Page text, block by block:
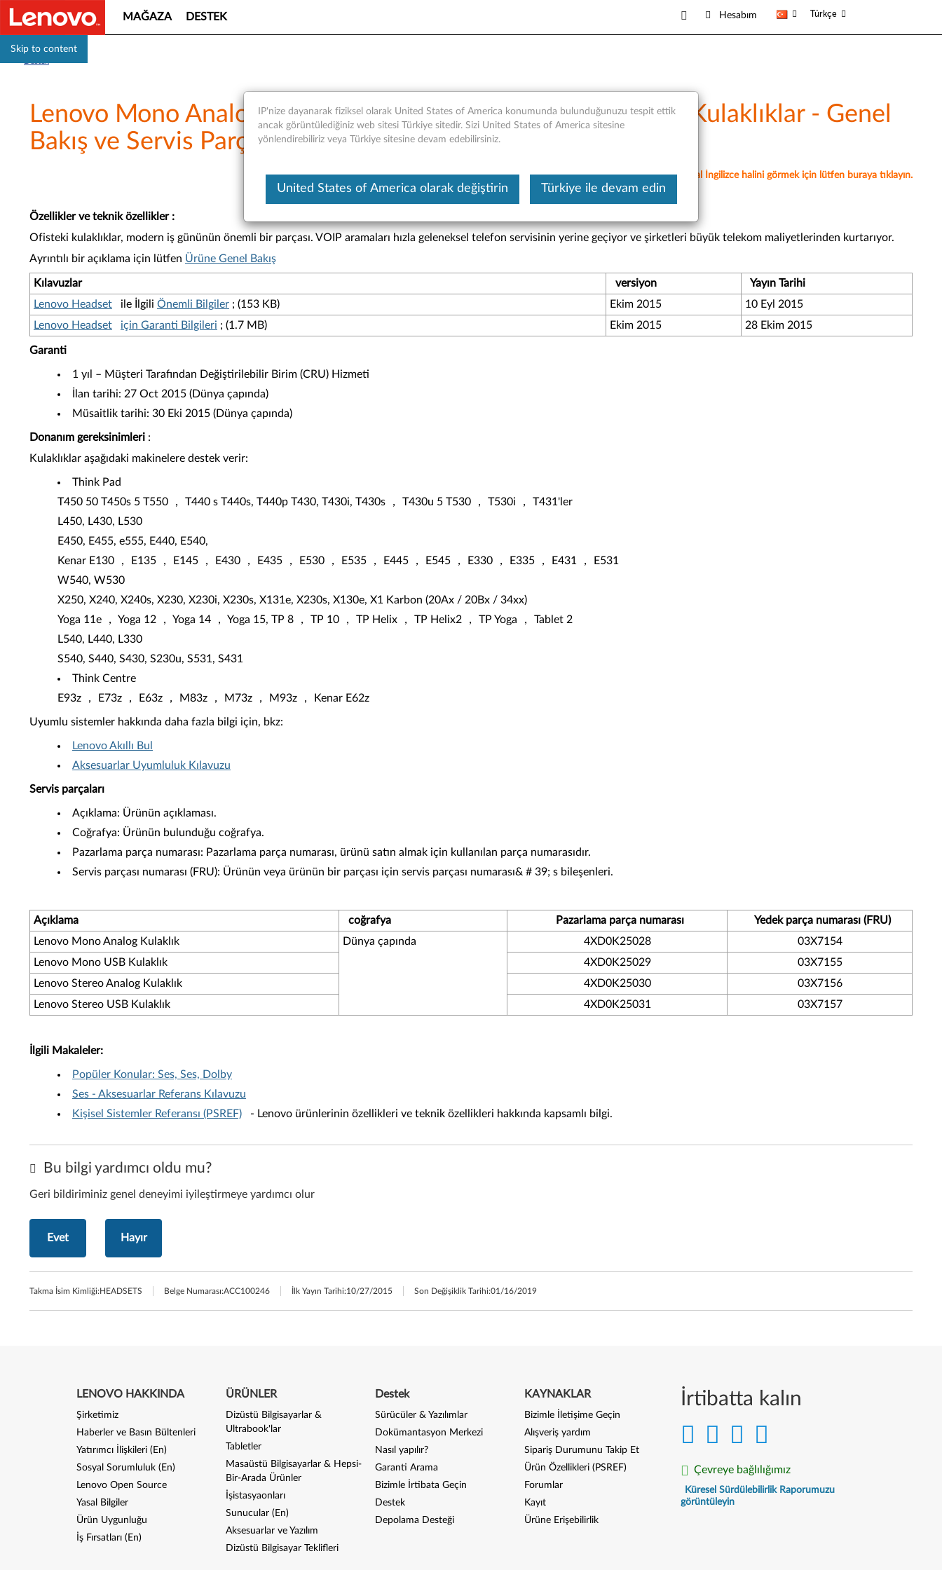
Skip to content
MAĞAZA DESTEK Hesabım Türkçe
Lenovo Mono Analog / USB ve Lenovo Stereo Analog / USB Kulaklıklar - Genel
Bakış ve Servis Parçaları
Bu makine tarafından çevirisi yapılmış bir makaledir, orijinal İngilizce halini görmek için lütfen buraya tıklayın.
Özellikler ve teknik özellikler :
Ofisteki kulaklıklar, modern iş gününün önemli bir parçası. VOIP aramaları hızla geleneksel telefon servisinin yerine geçiyor ve şirketleri büyük telekom maliyetlerinden kurtarıyor.
Ayrıntılı bir açıklama için lütfen Ürüne Genel Bakış
Kılavuzlar versiyon
Yayın Tarihi
Lenovo Headset ile İlgili Önemli Bilgiler ; (153 KB) Ekim 2015
10 Eyl 2015
Lenovo Headset
için Garanti Bilgileri ; (1.7 MB) Ekim 2015 28 Ekim 2015
Garanti
1 yıl – Müşteri Tarafından Değiştirilebilir Birim (CRU) Hizmeti
İlan tarihi: 27 Oct 2015 (Dünya çapında)
Müsaitlik tarihi: 30 Eki 2015 (Dünya çapında)
Donanım gereksinimleri :
Kulaklıklar aşağıdaki makinelere destek verir:
Think Pad
T450 50 T450s 5 T550 ， T440 s T440s, T440p T430, T430i, T430s ， T430u 5 T530 ， T530i ， T431'ler
L450, L430, L530
E450, E455, e555, E440, E540,
Kenar E130 ， E135 ， E145 ， E430 ， E435 ， E530 ， E535 ， E445 ， E545 ， E330 ， E335 ， E431 ， E531
W540, W530
X250, X240, X240s, X230, X230i, X230s, X131e, X230s, X130e, X1 Karbon (20Ax / 20Bx / 34xx)
Yoga 11e ， Yoga 12 ， Yoga 14 ， Yoga 15, TP 8 ， TP 10 ， TP Helix ， TP Helix2 ， TP Yoga ， Tablet 2
L540, L440, L330
S540, S440, S430, S230u, S531, S431
Think Centre
E93z ， E73z ， E63z ， M83z ， M73z ， M93z ， Kenar E62z
Uyumlu sistemler hakkında daha fazla bilgi için, bkz:
Lenovo Akıllı Bul
Aksesuarlar Uyumluluk Kılavuzu
Servis parçaları
Açıklama: Ürünün açıklaması.
Coğrafya: Ürünün bulunduğu coğrafya.
Pazarlama parça numarası: Pazarlama parça numarası, ürünü satın almak için kullanılan parça numarasıdır.
Servis parçası numarası (FRU): Ürünün veya ürünün bir parçası için servis parçası numarası& # 39; s bileşenleri.
Açıklama coğrafya Pazarlama parça numarası
Yedek parça numarası (FRU)
Lenovo Mono Analog Kulaklık
Dünya çapında 4XD0K25028
03X7154
Lenovo Mono USB Kulaklık
4XD0K25029
03X7155
Lenovo Stereo Analog Kulaklık
4XD0K25030
03X7156
Lenovo Stereo USB Kulaklık
4XD0K25031 03X7157
İlgili Makaleler:
Popüler Konular: Ses, Ses, Dolby
Ses - Aksesuarlar Referans Kılavuzu
Kişisel Sistemler Referansı (PSREF) - Lenovo ürünlerinin özellikleri ve teknik özellikleri hakkında kapsamlı bilgi.
Bu bilgi yardımcı oldu mu?
Geri bildiriminiz genel deneyimi iyileştirmeye yardımcı olur
Evet Hayır
Takma İsim Kimliği:HEADSETS Belge Numarası:ACC100246 İlk Yayın Tarihi:10/27/2015 Son Değişiklik Tarihi:01/16/2019
İrtibatta kalın
Çevreye bağlılığımız
Küresel Sürdülebilirlik Raporumuzu
görüntüleyin
IP'nize dayanarak fiziksel olarak United States of America konumunda bulunduğunuzu tespit ettik
ancak görüntülediğiniz web sitesi Türkiye sitedir. Sizi United States of America sitesine
yönlendirebiliriz veya Türkiye sitesine devam edebilirsiniz.
United States of America olarak değiştirin Türkiye ile devam edin
LENOVO HAKKINDA
Şirketimiz
Haberler ve Basın Bültenleri
Yatırımcı İlişkileri (En)
Sosyal Sorumluluk (En)
Lenovo Open Source
Yasal Bilgiler
Ürün Uygunluğu
İş Fırsatları (En)
ÜRÜNLER
Dizüstü Bilgisayarlar &
Ultrabook'lar
Tabletler
Masaüstü Bilgisayarlar & Hepsi-
Bir-Arada Ürünler
İşistasyaonları
Sunucular (En)
Aksesuarlar ve Yazılım
Dizüstü Bilgisayar Teklifleri
Destek
Sürücüler & Yazılımlar
Dokümantasyon Merkezi
Nasıl yapılır?
Garanti Arama
Bizimle İrtibata Geçin
Destek
Depolama Desteği
KAYNAKLAR
Bizimle İletişime Geçin
Alışveriş yardım
Sipariş Durumunu Takip Et
Ürün Özellikleri (PSREF)
Forumlar
Kayıt
Ürüne Erişebilirlik